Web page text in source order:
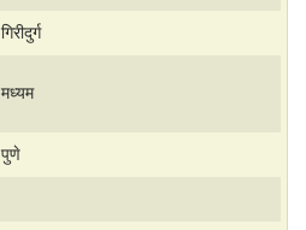
गिरीदुर्ग
मध्यम
पुणे